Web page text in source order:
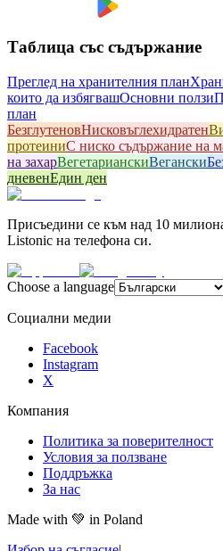
Таблица със съдържание
Преглед на хранителния план
които да избягвашОсновни ползи
план
БезглутеновHисковъглехидратен
протеиниС ниско съдържание на
на захарВегетарианскиВегански
дневенЕдин ден
Присъедини се към над 10
Listonic на телефона си.
Choose a language
Социални медии
Facebook
Instagram
X
Компания
Политика за поверителност
Условия за ползване
Поддръжка
За нас
Made with 💚 in Poland